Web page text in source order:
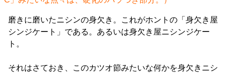
磨きに磨いたニシンの身欠き。これがホントの「身欠き屋
シンジケート」である。あるいは身欠き屋ニシンジケー
ト。
それはさておき、このカツオ節みたいな何かを身欠きニシ